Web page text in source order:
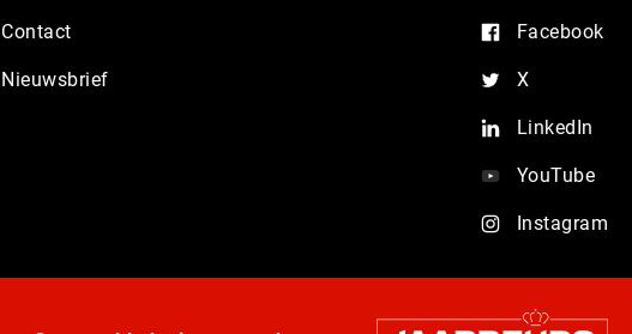
Contact
Nieuwsbrief
Facebook
X
LinkedIn
YouTube
Instagram